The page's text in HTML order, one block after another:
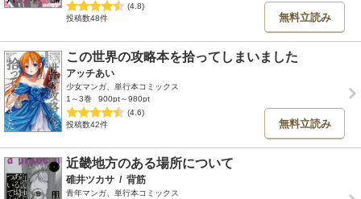
(4.8)
投稿数48件
無料立読み
この世界の攻略本を拾ってしまいました
アッチあい
少女マンガ、単行本コミックス
1～3巻
900pt～980pt
(4.6)
投稿数42件
無料立読み
近畿地方のある場所について
碓井ツカサ / 背筋
青年マンガ、単行本コミックス